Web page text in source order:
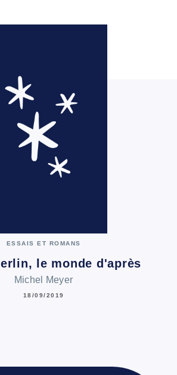
ESSAIS ET ROMANS
le monde d'après
Michel Meyer
18/09/2019